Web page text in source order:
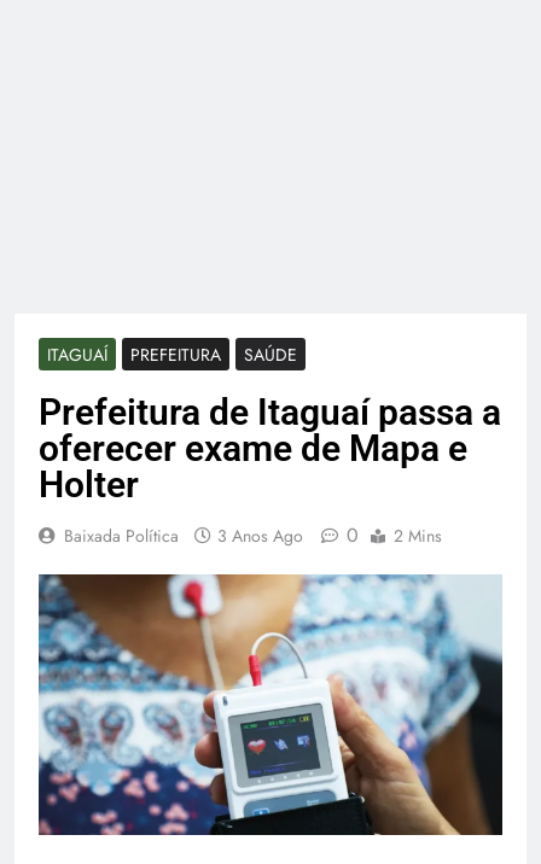
ITAGUAÍ PREFEITURA SAÚDE
Prefeitura de Itaguaí passa a
oferecer exame de Mapa e
Holter
Baixada Política 3 Anos Ago 0 2 Mins